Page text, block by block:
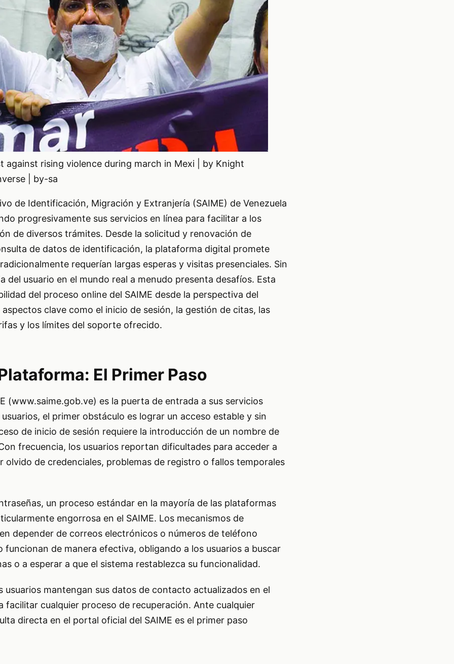
against rising violence during march in Mexi | by Knight
| by-sa
de Identificación, Migración y Extranjería (SAIME) de Venezuela
progresivamente sus servicios en línea para facilitar a los
de diversos trámites. Desde la solicitud y renovación de
de datos de identificación, la plataforma digital promete
requerían largas esperas y visitas presenciales. Sin
del usuario en el mundo real a menudo presenta desafíos. Esta
del proceso online del SAIME desde la perspectiva del
clave como el inicio de sesión, la gestión de citas, las
y los límites del soporte ofrecido.
El Primer Paso
(www.saime.gob.ve) es la puerta de entrada a sus servicios
el primer obstáculo es lograr un acceso estable y sin
de inicio de sesión requiere la introducción de un nombre de
frecuencia, los usuarios reportan dificultades para acceder a
olvido de credenciales, problemas de registro o fallos temporales
un proceso estándar en la mayoría de las plataformas
engorrosa en el SAIME. Los mecanismos de
depender de correos electrónicos o números de teléfono
funcionan de manera efectiva, obligando a los usuarios a buscar
o a esperar a que el sistema restablezca su funcionalidad.
usuarios mantengan sus datos de contacto actualizados en el
facilitar cualquier proceso de recuperación. Ante cualquier
directa en el portal oficial del SAIME es el primer paso